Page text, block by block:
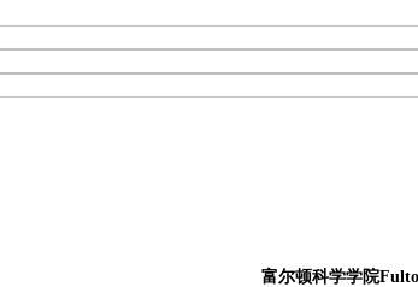
富尔顿科学学院